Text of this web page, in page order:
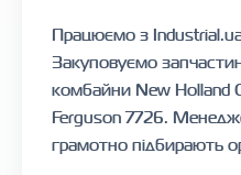
Працюємо з
Закуповуємо
комбайни New Holland
Ferguson 7726.
грамотно підбирають